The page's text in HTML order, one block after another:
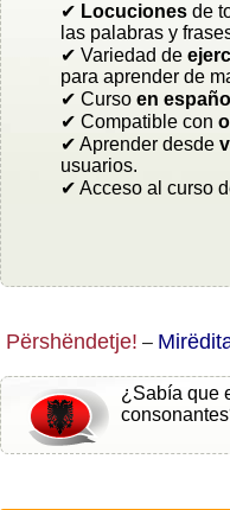
✔ Locuciones de
las palabras y
✔ Variedad de
para aprender de
✔ Curso en español
✔ Compatible con
✔ Aprender desde
usuarios.
✔ Acceso al curso
Përshëndetje! –
¿Sabía que